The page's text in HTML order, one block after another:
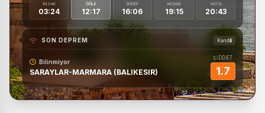
İMSAK
03:24
ÖĞLE
12:17
İKINDI
16:06
AKŞAM
19:15
YATSI
20:43
SON DEPREM Kandilli
Bilinmiyor
SARAYLAR-MARMARA (BALIKESIR)
ŞİDDET
1.7